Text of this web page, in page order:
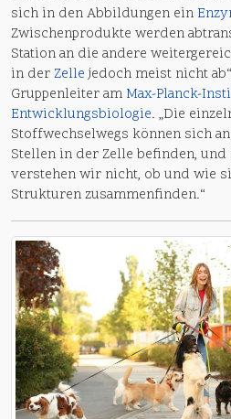
sich in den Abbildungen ein
Zwischenprodukte werden
Station an die andere
in derZellejedoch meist nicht
Gruppenleiter am Max-Planck-
Entwicklungsbiologie. „Die
Stoffwechselwegs können sich
Stellen in der Zelle befinden,
verstehen wir nicht, ob und wie
Strukturen zusammenfinden.“